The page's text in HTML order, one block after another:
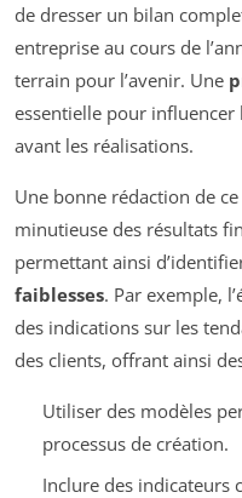
de dresser un bilan
entreprise au cours de
terrain pour l’avenir. Une
essentielle pour
avant les réalisations.
Une bonne rédaction de
minutieuse des résultats
permettant ainsi
faiblesses. Par exemple,
des indications sur les
des clients, offrant ainsi
Utiliser des modèles
processus de création.
Inclure des indicateurs